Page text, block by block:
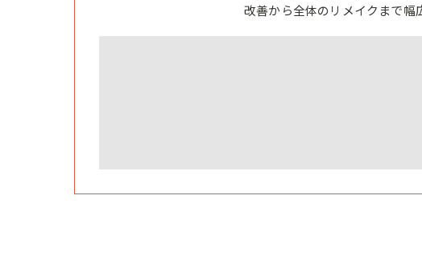
改善から全体のリメイクまで幅